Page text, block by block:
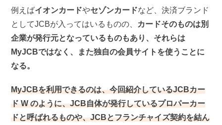
例えばイオンカードやセゾンカードなど、決済ブランド
としてJCBが入ってはいるものの、
カードそのものは別
企業が発行元となっているものもあり、それらは
MyJCBではなく、また独自の会員サイトを使うことに
なる。
MyJCBを利用できるのは、今回紹介しているJCBカー
ド W のように、JCB自体が発行しているプロパーカー
ドと呼ばれるものや、JCBとフランチャイズ契約を結ん